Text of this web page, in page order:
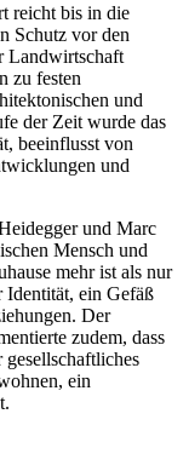
reicht bis in die
Schutz vor den
Landwirtschaft
zu festen
und
der Zeit wurde das
beeinflusst von
und
und Marc
Mensch und
mehr ist als nur
Identität, ein Gefäß
Der
zudem, dass
ein